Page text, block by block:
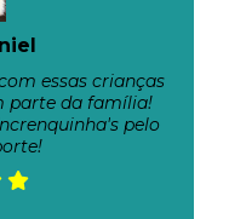
essas crianças
parte da família!
pelo